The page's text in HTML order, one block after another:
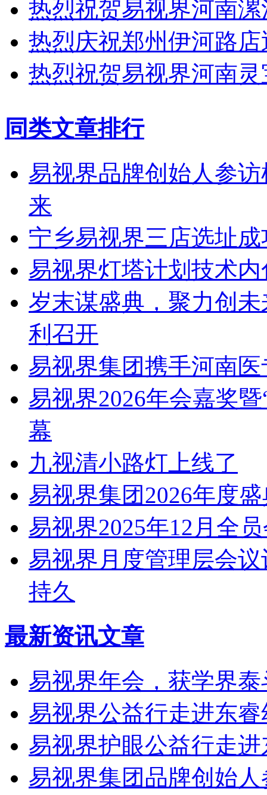
热烈祝贺易视界河南
热烈庆祝郑州伊河路
热烈祝贺易视界河南
同类文章排行
易视界品牌创始人参
来
宁乡易视界三店选址
易视界灯塔计划技术
岁末谋盛典，聚力创
利召开
易视界集团携手河南
易视界2026年会嘉奖
幕
九视清小路灯上线了
易视界集团2026年度
易视界2025年12月全
易视界月度管理层会
持久
最新资讯文章
易视界年会，获学界
易视界公益行走进东
易视界护眼公益行走
易视界集团品牌创始